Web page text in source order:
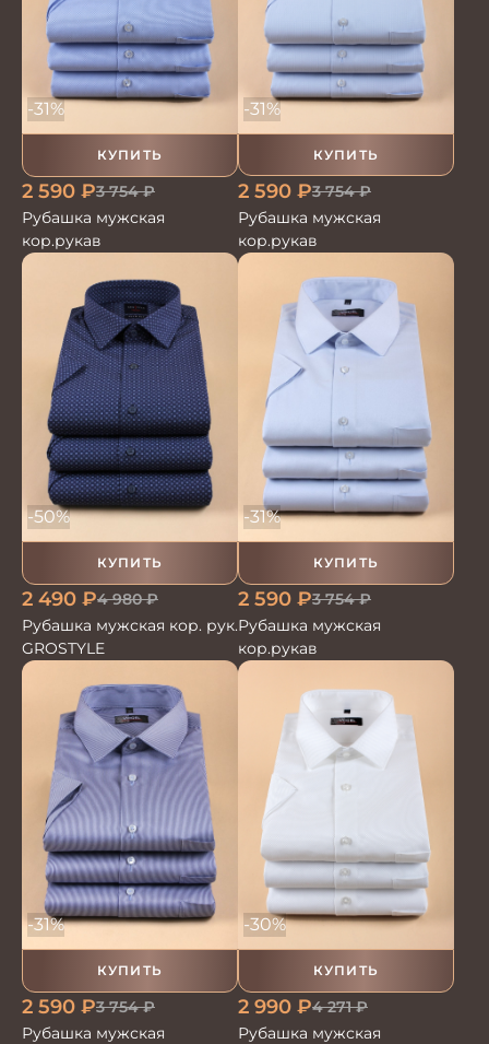
КУПИТЬ
-31%
2 590 ₽3 754₽
Рубашка мужская
кор.рукав
КУПИТЬ
-31%
2 590 ₽3 754₽
Рубашка мужская
кор.рукав
КУПИТЬ
-50%
2 490 ₽4 980₽
Рубашка мужская кор. рук.
GROSTYLE
КУПИТЬ
-31%
2 590 ₽3 754₽
Рубашка мужская
кор.рукав
КУПИТЬ
-31%
2 590 ₽3 754₽
Рубашка мужская
КУПИТЬ
-30%
2 990 ₽4 271₽
Рубашка мужская